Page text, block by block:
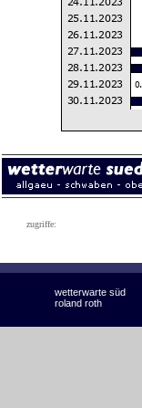
zugriffe:
wetterwarte süd
roland roth